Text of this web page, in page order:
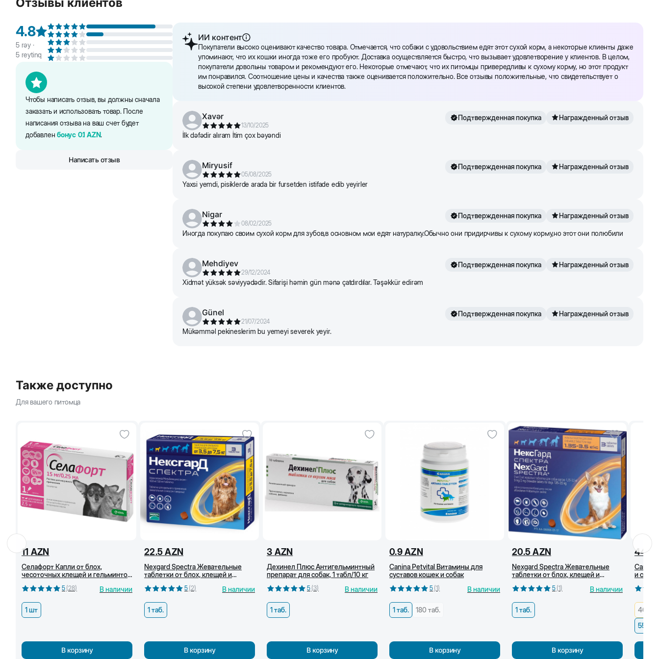
2
85
6
8
Отзывы клиентов
4.8
5rəy ·
5reytinq
Чтобы написать отзыв, вы должны сначала
заказать и использовать товар. После
написания отзыва на ваш счет будет
добавленбонус 0.1 AZN.
Написать отзыв
ИИ контент
Покупатели высоко оценивают качество товара. Отмечается, что собаки с удовольствием едят этот сухой корм, а некоторые клиенты даже
упоминают, что их кошки иногда тоже его пробуют. Доставка осуществляется быстро, что вызывает удовлетворение у клиентов. В целом,
покупатели довольны товаром и рекомендуют его. Некоторые отмечают, что их питомцы привередливы к сухому корму, но этот продукт
им понравился. Соотношение цены и качества также оценивается положительно. Все отзывы положительные, что свидетельствует о
высокой степени удовлетворенности клиентов.
Xavər
13/10/2025
Подтвержденная покупка Награжденный отзыв
İlk dəfədir alıram İtim çox bəyəndi
Miryusif
05/08/2025
Подтвержденная покупка Награжденный отзыв
Yaxsi yemdi, pisiklerde arada bir fursetden istifade edib yeyirler
Nigar
08/02/2025
Подтвержденная покупка Награжденный отзыв
Иногда покупаю своим сухой корм для зубов,в основном мои едят натуралку.Обычно они придирчивы к сухому корму,но этот они полюбили
Mehdiyev
29/12/2024
Подтвержденная покупка Награжденный отзыв
Xidmət yüksək səviyyədədir. Sifarişi həmin gün mənə çatdırdılar. Təşəkkür edirəm
Günel
21/07/2024
Подтвержденная покупка Награжденный отзыв
Mükəmməl pekineslerim bu yemeyi severek yeyir.
Также доступно
Для вашего питомца
11 AZN
Селафорт Капли от блох,
чесоточных клещей и гельминтов
5 (28) В наличии
1 шт
В корзину
22.5 AZN
Nexgard Spectra Жевательные
таблетки от блох, клещей и
5 (2) В наличии
1 таб.
В корзину
3 AZN
Дехинел Плюс Антигельминтный
препарат для собак, 1 табл/10 кг
5 (3) В наличии
1 таб.
В корзину
0.9 AZN
Canina Petvital Витамины для
суставов кошек и собак
5 (1) В наличии
1 таб. 180 таб.
В корзину
20.5 AZN
Nexgard Spectra Жевательные
таблетки от блох, клещей и
5 (1) В наличии
1 таб.
В корзину
44
Canina
и
40 г/
55 г/